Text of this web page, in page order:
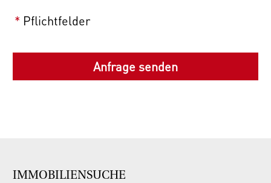
* Pflichtfelder
IMMOBILIENSUCHE